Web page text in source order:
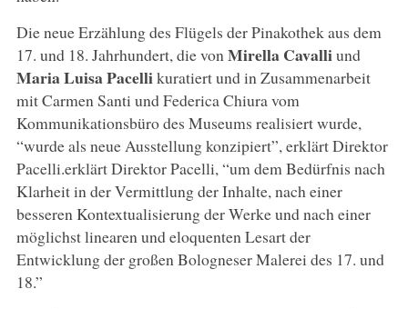
Die neue Erzählung des Flügels der Pinakothek aus dem
17. und 18. Jahrhundert, die von Mirella Cavalliund
Maria Luisa Pacellikuratiert und in Zusammenarbeit
mit Carmen Santi und Federica Chiura vom
Kommunikationsbüro des Museums realisiert wurde,
“wurde als neue Ausstellung konzipiert”, erklärt Direktor
Pacelli.erklärt Direktor Pacelli, “um dem Bedürfnis nach
Klarheit in der Vermittlung der Inhalte, nach einer
besseren Kontextualisierung der Werke und nach einer
möglichst linearen und eloquenten Lesart der
Entwicklung der großen Bologneser Malerei des 17. und
18.”